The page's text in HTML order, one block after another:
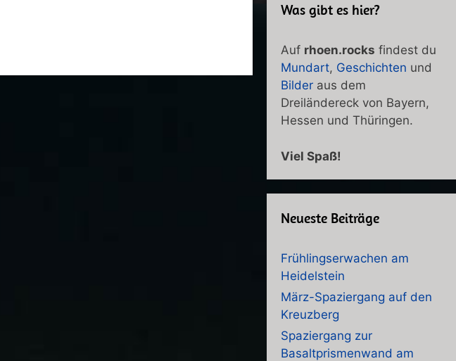
Was gibt es hier?
Auf rhoen.rocks findest du
Mundart, Geschichten und
Bilder aus dem
Dreiländereck von Bayern,
Hessen und Thüringen.
Viel Spaß!
Neueste Beiträge
Frühlingserwachen am
Heidelstein
März-Spaziergang auf den
Kreuzberg
Spaziergang zur
Basaltprismenwand am